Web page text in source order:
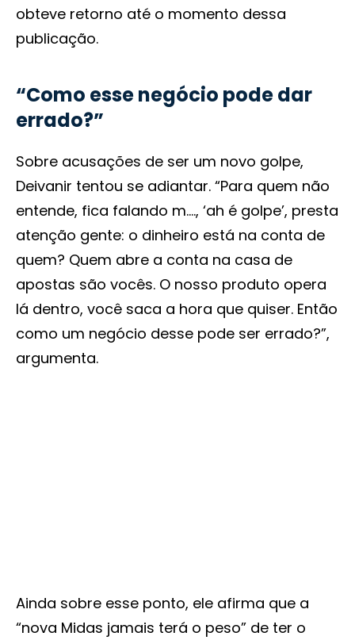
obteve retorno até o momento dessa
publicação.
“Como esse negócio pode dar
errado?”
Sobre acusações de ser um novo golpe,
Deivanir tentou se adiantar. “Para quem não
entende, fica falando m…., ‘ah é golpe’, presta
atenção gente: o dinheiro está na conta de
quem? Quem abre a conta na casa de
apostas são vocês. O nosso produto opera
lá dentro, você saca a hora que quiser. Então
como um negócio desse pode ser errado?”,
argumenta.
Ainda sobre esse ponto, ele afirma que a
“nova Midas jamais terá o peso” de ter o